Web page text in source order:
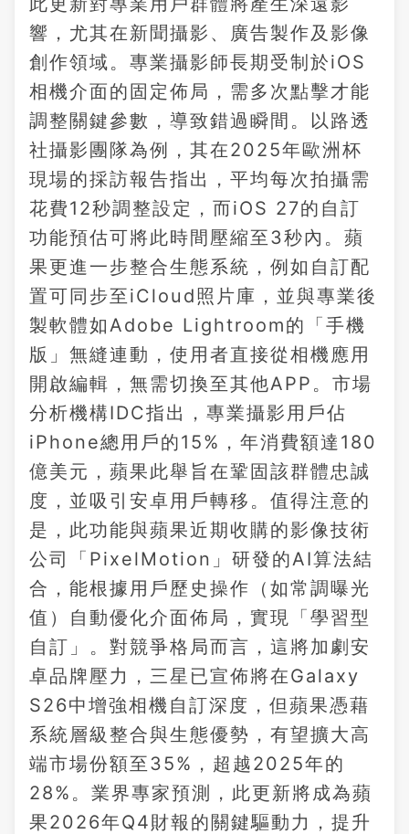
響，尤其在新聞攝影、廣告製作及影像
創作領域。專業攝影師長期受制於iOS
相機介面的固定佈局，需多次點擊才能
調整關鍵參數，導致錯過瞬間。以路透
社攝影團隊為例，其在2025年歐洲杯
現場的採訪報告指出，平均每次拍攝需
花費12秒調整設定，而iOS 27的自訂
功能預估可將此時間壓縮至3秒內。蘋
果更進一步整合生態系統，例如自訂配
置可同步至iCloud照片庫，並與專業後
製軟體如Adobe Lightroom的「手機
版」無縫連動，使用者直接從相機應用
開啟編輯，無需切換至其他APP。市場
分析機構IDC指出，專業攝影用戶佔
iPhone總用戶的15%，年消費額達180
億美元，蘋果此舉旨在鞏固該群體忠誠
度，並吸引安卓用戶轉移。值得注意的
是，此功能與蘋果近期收購的影像技術
公司「PixelMotion」研發的AI算法結
合，能根據用戶歷史操作（如常調曝光
值）自動優化介面佈局，實現「學習型
自訂」。對競爭格局而言，這將加劇安
卓品牌壓力，三星已宣佈將在Galaxy
S26中增強相機自訂深度，但蘋果憑藉
系統層級整合與生態優勢，有望擴大高
端市場份額至35%，超越2025年的
28%。業界專家預測，此更新將成為蘋
果2026年Q4財報的關鍵驅動力，提升